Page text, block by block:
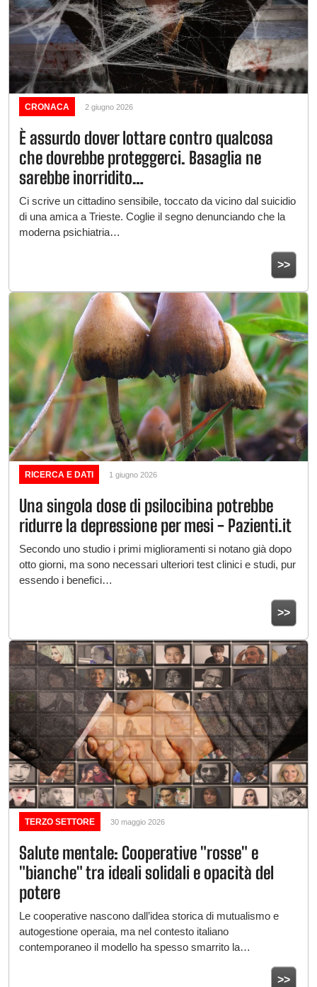
2 giugno 2026
CRONACA
È assurdo dover lottare contro qualcosa
che dovrebbe proteggerci. Basaglia ne
sarebbe inorridito…
Ci scrive un cittadino sensibile, toccato da vicino dal suicidio
di una amica a Trieste. Coglie il segno denunciando che la
moderna psichiatria…
>>
1 giugno 2026
RICERCA E DATI
Una singola dose di psilocibina potrebbe
ridurre la depressione per mesi - Pazienti.it
Secondo uno studio i primi miglioramenti si notano già dopo
otto giorni, ma sono necessari ulteriori test clinici e studi, pur
essendo i benefici…
>>
30 maggio 2026
TERZO SETTORE
Salute mentale: Cooperative "rosse" e
"bianche" tra ideali solidali e opacità del
potere
Le cooperative nascono dall’idea storica di mutualismo e
autogestione operaia, ma nel contesto italiano
contemporaneo il modello ha spesso smarrito la…
>>